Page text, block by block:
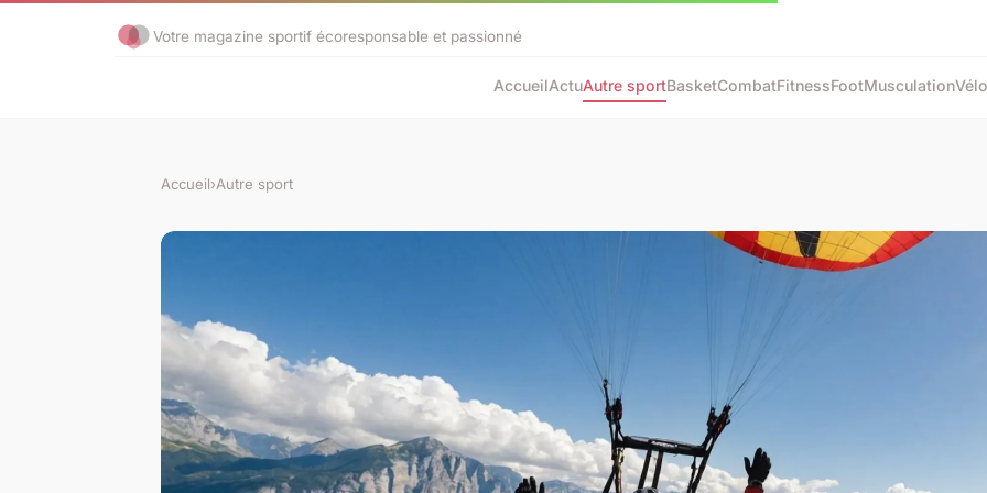
Votre magazine sportif écoresponsable et passionné
AccueilActuAutre sportBasketCombatFitnessFootMusculationVélo
Accueil›Autre sport